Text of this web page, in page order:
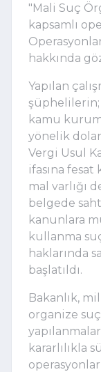
"Mali Suç
kapsamlı
hakkında
Yapılan
şüphelilerin;
kamu
yönelik
Vergi Usul
ifasına fesat
mal varlığı
belgede
kanunlara
kullanma
haklarında
başlatıldı.
Bakanlık,
organize
kararlılıkla